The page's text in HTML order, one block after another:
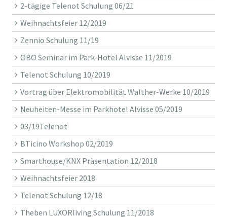
2-tägige Telenot Schulung 06/21
Weihnachtsfeier 12/2019
Zennio Schulung 11/19
OBO Seminar im Park-Hotel Alvisse 11/2019
Telenot Schulung 10/2019
Vortrag über Elektromobilität Walther-Werke 10/2019
Neuheiten-Messe im Parkhotel Alvisse 05/2019
03/19Telenot
BTicino Workshop 02/2019
Smarthouse/KNX Präsentation 12/2018
Weihnachtsfeier 2018
Telenot Schulung 12/18
Theben LUXORliving Schulung 11/2018